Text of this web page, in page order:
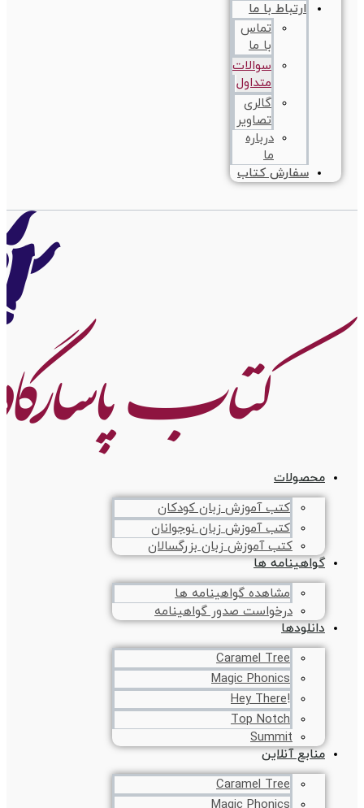
ارتباط با ما
تماس
با ما
سوالات
متداول
گالری
تصاویر
درباره
ما
سفارش کتاب
محصولات
کتب آموزش زبان کودکان
کتب آموزش زبان نوجوانان
کتب آموزش زبان بزرگسالان
گواهینامه ها
مشاهده گواهینامه ها
درخواست صدور گواهینامه
دانلودها
Caramel Tree
Magic Phonics
!Hey There
Top Notch
Summit
منابع آنلاین
Caramel Tree